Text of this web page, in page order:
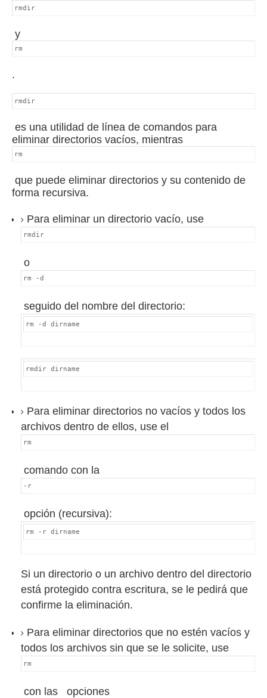
rmdir
y
rm
.
rmdir
es una utilidad de línea de comandos para
eliminar directorios vacíos, mientras
rm
que puede eliminar directorios y su contenido de
forma recursiva.
Para eliminar un directorio vacío, use
rmdir
o
rm -d
seguido del nombre del directorio:
rm -d dirname
rmdir dirname
Para eliminar directorios no vacíos y todos los
archivos dentro de ellos, use el
rm
comando con la
-r
opción (recursiva):
rm -r dirname
Si un directorio o un archivo dentro del directorio
está protegido contra escritura, se le pedirá que
confirme la eliminación.
Para eliminar directorios que no estén vacíos y
todos los archivos sin que se le solicite, use
rm
con las opciones